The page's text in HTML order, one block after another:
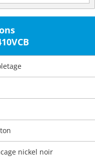
nickel noir